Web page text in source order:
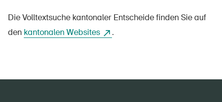
Die Volltextsuche kantonaler Entscheide finden Sie auf
den kantonalen Websites .